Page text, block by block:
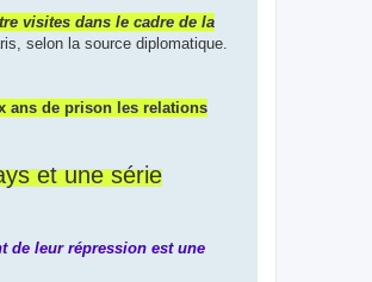
visites dans le cadre de la
selon la source diplomatique.
ans de prison les relations
et une série
de leur répression est une